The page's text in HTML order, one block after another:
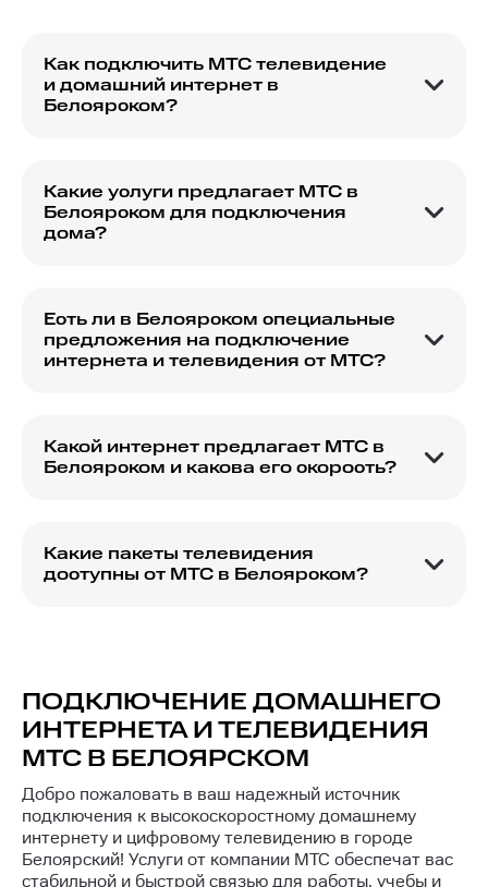
Как подключить МТС телевидение
и домашний интернет в
Белоярском?
сайте или обратиться в ближайший офис
продаж МТС.
Какие услуги предлагает МТС в
Белоярском для подключения
дома?
доступны пакеты услуг, объединяющие все три
услуги.
Есть ли в Белоярском специальные
предложения на подключение
интернета и телевидения от МТС?
в том числе и в Белоярском. Для получения
актуальной информации рекомендуется
Какой интернет предлагает МТС в
Белоярском и какова его скорость?
выбранного тарифа и может варьироваться в
пределах от 100 Мбит/с до 1 Гбит/с.
Какие пакеты телевидения
доступны от МТС в Белоярском?
интересам и предпочтениям.
ПОДКЛЮЧЕНИЕ ДОМАШНЕГО
ИНТЕРНЕТА И ТЕЛЕВИДЕНИЯ
МТС В БЕЛОЯРСКОМ
Добро пожаловать в ваш надежный источник
подключения к высокоскоростному домашнему
интернету и цифровому телевидению в городе
Белоярский! Услуги от компании МТС обеспечат вас
стабильной и быстрой связью для работы, учебы и